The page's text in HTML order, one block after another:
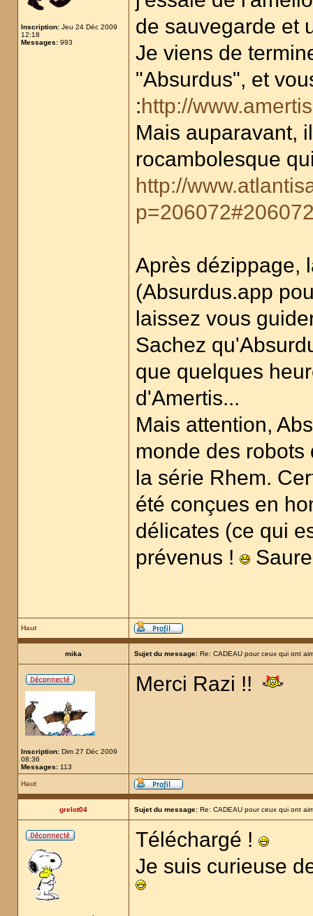
Inscription: Jeu 24 Déc 2009
12:18
Messages: 993
de sauvegarde et
Je viens de
"Absurdus", et
:http://
Mais auparavant,
rocambolesque
http://
Après dézippage,
(Absurdus.app
laissez vous
Sachez
que quelques
d'Amertis...
Mais attention,
monde des robots
la série Rhem.
été conçues en
délicates (ce qui
prévenus !
Haut
mika Sujet du message: Re: CADEAU pour ceux qui ont
Inscription: Dim 27 Déc 2009
08:36
Messages: 113
Merci Razi !!
Haut
grelot04 Sujet du message: Re: CADEAU pour ceux qui ont
Téléchargé !
Je suis curieuse